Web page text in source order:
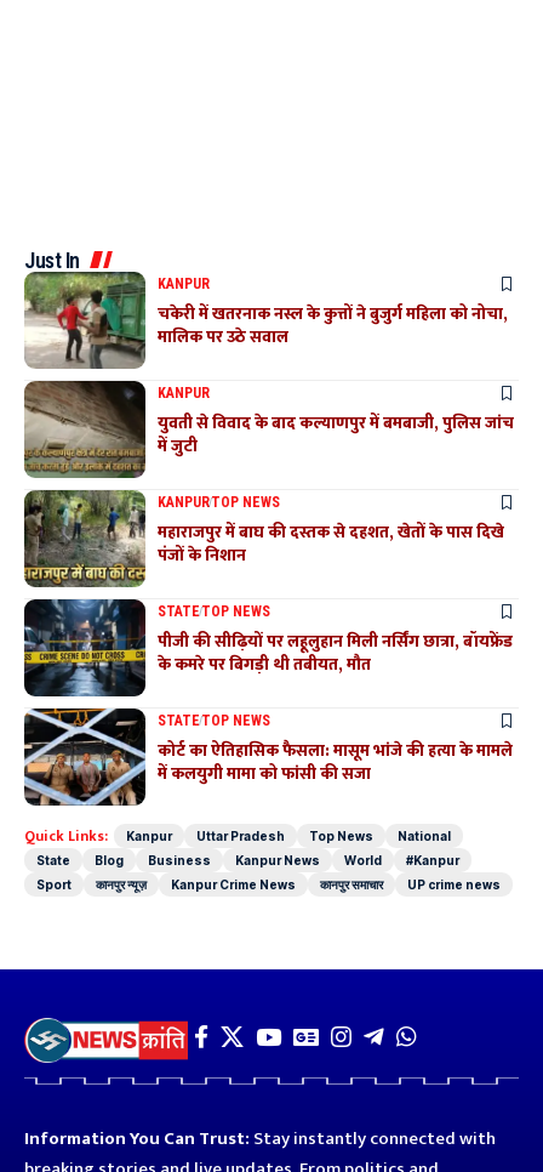
Just In
KANPUR
चकेरी में खतरनाक नस्ल के कुत्तों ने बुजुर्ग महिला को नोचा,
मालिक पर उठे सवाल
KANPUR
युवती से विवाद के बाद कल्याणपुर में बमबाजी, पुलिस जांच
में जुटी
KANPURTOP NEWS
महाराजपुर में बाघ की दस्तक से दहशत, खेतों के पास दिखे
पंजों के निशान
STATETOP NEWS
पीजी की सीढ़ियों पर लहूलुहान मिली नर्सिंग छात्रा, बॉयफ्रेंड
के कमरे पर बिगड़ी थी तबीयत, मौत
STATETOP NEWS
कोर्ट का ऐतिहासिक फैसला: मासूम भांजे की हत्या के मामले
में कलयुगी मामा को फांसी की सजा
Quick Links: Kanpur Uttar Pradesh Top News
National
State
Blog Business Kanpur News World
#Kanpur
Sport
कानपुर न्यूज़ Kanpur Crime News कानपुर समाचार UP crime news
Information You Can Trust: Stay instantly connected with